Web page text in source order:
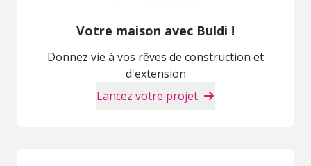
Votre maison avec Buldi !
Donnez vie à vos rêves de construction et
d'extension
Lancez votre projet